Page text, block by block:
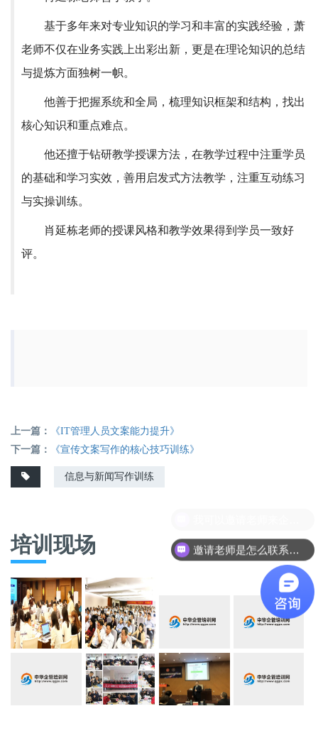
基于多年来对专业知识的学习和丰富的实践经验，萧
老师不仅在业务实践上出彩出新，更是在理论知识的总结
与提炼方面独树一帜。
他善于把握系统和全局，梳理知识框架和结构，找出
核心知识和重点难点。
他还擅于钻研教学授课方法，在教学过程中注重学员
的基础和学习实效，善用启发式方法教学，注重互动练习
与实操训练。
肖延栋老师的授课风格和教学效果得到学员一致好
评。
上一篇：
《IT管理人员文案能力提升》
下一篇：
《宣传文案写作的核心技巧训练》
信息与新闻写作训练
培训现场